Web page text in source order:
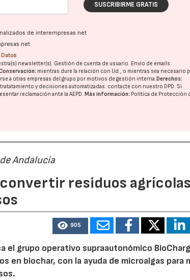
SUSCRIBIRME GRATIS
de interempresas.net
newsletter(s). Gestión de cuenta de usuario. Envío de emails
mientras dure la relación con Ud., o mientras sea necesario
a otras empresas del grupo por motivos de gestión interna.Derechos:
y decisiones automatizadas: contacte con nuestro DPD. Si
reclamación ante laAEPD.Más información: Política de Protección
Andalucía
residuos
905
el grupo operativo supraautonómico
biochar, con la ayuda de microalgas para